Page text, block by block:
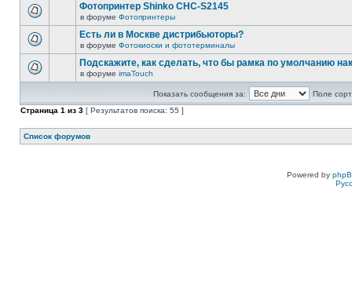
Фотопринтер Shinko CHC-S2145
в форуме Фотопринтеры
Есть ли в Москве дистрибьюторы?
в форуме Фотокиоски и фототерминалы
Подскажите, как сделать, что бы рамка по умолчанию
в форуме imaTouch
Показать сообщения за:
Поле
Страница 1 из 3 [ Результатов поиска: 55 ]
Список форумов
Powered by